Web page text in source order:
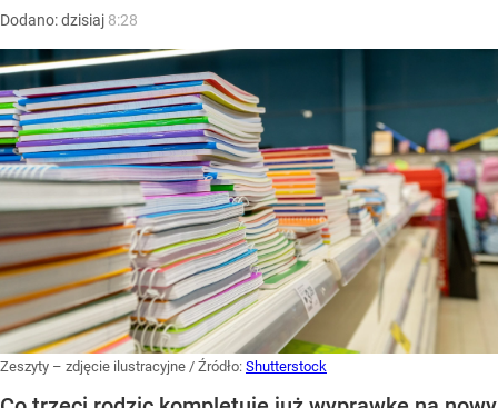
Dodano:dzisiaj 8:28
Zeszyty – zdjęcie ilustracyjne / Źródło: Shutterstock